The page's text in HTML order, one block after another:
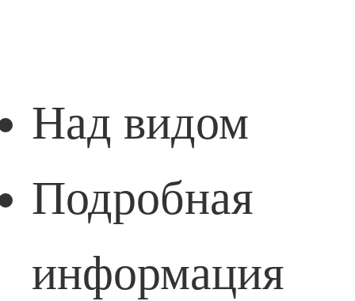
Над видом
Подробная
информация